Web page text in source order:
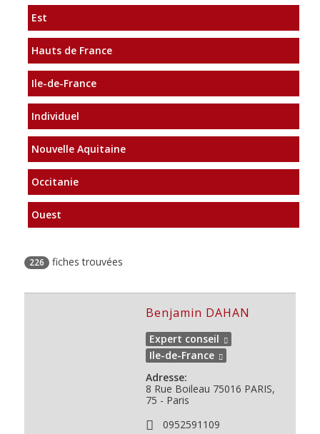
Est
Hauts de France
Ile-de-France
Individuel
Nouvelle Aquitaine
Occitanie
Ouest
226 fiches trouvées
Benjamin DAHAN
Expert conseil
Ile-de-France
Adresse:
8 Rue Boileau 75016 PARIS,
75 - Paris
0952591109